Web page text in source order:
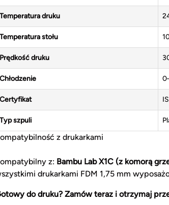
Temperatura druku
Temperatura stołu
Prędkość druku
Chłodzenie
Certyfikat
Typ szpuli
z drukarkami
z: Bambu Lab X1C (z komorą
drukarkami FDM 1,75 mm
do druku? Zamów teraz i otrzymaj